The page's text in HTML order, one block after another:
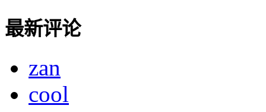
最新评论
zan
cool